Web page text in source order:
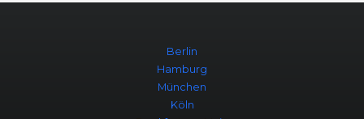
Berlin
Hamburg
München
Köln